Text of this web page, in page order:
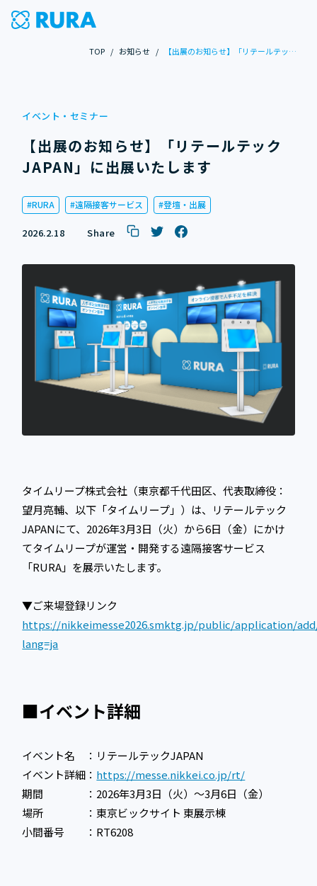
TOP / お知らせ / 【出展のお知らせ】「リテールテックJAPAN」に出展いたします
イベント・セミナー
【出展のお知らせ】「リテールテック
JAPAN」に出展いたします
RURA 遠隔接客サービス 登壇・出展
2026.2.18 Share
タイムリープ株式会社（東京都千代田区、代表取締役：
望月亮輔、以下「タイムリープ」）は、リテールテック
JAPANにて、2026年3月3日（火）から6日（金）にかけ
てタイムリープが運営・開発する遠隔接客サービス
「RURA」を展示いたします。
▼ご来場登録リンク
https://nikkeimesse2026.smktg.jp/public/application/
lang=ja
■イベント詳細
イベント名 ：リテールテックJAPAN
イベント詳細： https://messe.nikkei.co.jp/rt/
期間 ：2026年3月3日（火）〜3月6日（金）
場所 ：東京ビックサイト 東展示棟
小間番号 ：RT6208